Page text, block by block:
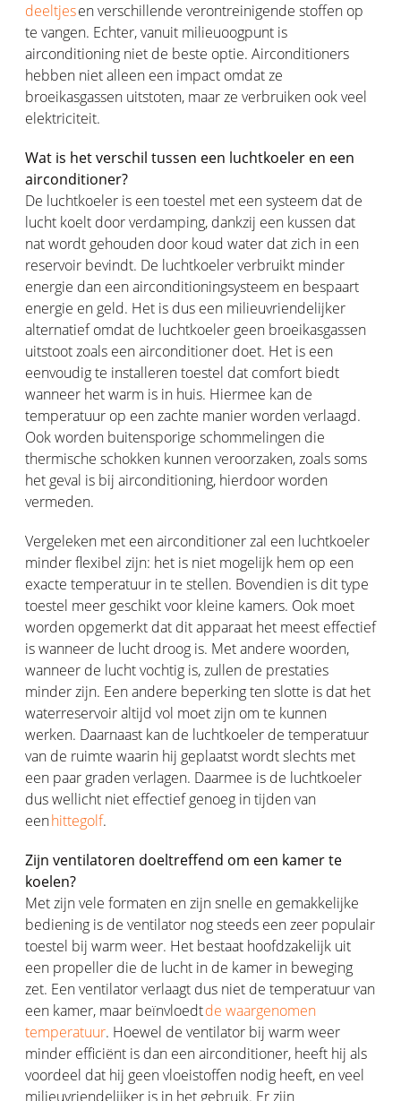
deeltjesen verschillende verontreinigende stoffen op
te vangen. Echter, vanuit milieuoogpunt is
airconditioning niet de beste optie. Airconditioners
hebben niet alleen een impact omdat ze
broeikasgassen uitstoten, maar ze verbruiken ook veel
elektriciteit.
Wat is het verschil tussen een luchtkoeler en een
airconditioner?
De luchtkoeler is een toestel met een systeem dat de
lucht koelt door verdamping, dankzij een kussen dat
nat wordt gehouden door koud water dat zich in een
reservoir bevindt. De luchtkoeler verbruikt minder
energie dan een airconditioningsysteem en bespaart
energie en geld. Het is dus een milieuvriendelijker
alternatief omdat de luchtkoeler geen broeikasgassen
uitstoot zoals een airconditioner doet. Het is een
eenvoudig te installeren toestel dat comfort biedt
wanneer het warm is in huis. Hiermee kan de
temperatuur op een zachte manier worden verlaagd.
Ook worden buitensporige schommelingen die
thermische schokken kunnen veroorzaken, zoals soms
het geval is bij airconditioning, hierdoor worden
vermeden.
Vergeleken met een airconditioner zal een luchtkoeler
minder flexibel zijn: het is niet mogelijk hem op een
exacte temperatuur in te stellen. Bovendien is dit type
toestel meer geschikt voor kleine kamers. Ook moet
worden opgemerkt dat dit apparaat het meest effectief
is wanneer de lucht droog is. Met andere woorden,
wanneer de lucht vochtig is, zullen de prestaties
minder zijn. Een andere beperking ten slotte is dat het
waterreservoir altijd vol moet zijn om te kunnen
werken. Daarnaast kan de luchtkoeler de temperatuur
van de ruimte waarin hij geplaatst wordt slechts met
een paar graden verlagen. Daarmee is de luchtkoeler
dus wellicht niet effectief genoeg in tijden van
eenhittegolf.
Zijn ventilatoren doeltreffend om een kamer te
koelen?
Met zijn vele formaten en zijn snelle en gemakkelijke
bediening is de ventilator nog steeds een zeer populair
toestel bij warm weer. Het bestaat hoofdzakelijk uit
een propeller die de lucht in de kamer in beweging
zet. Een ventilator verlaagt dus niet de temperatuur van
een kamer, maar beïnvloedtde waargenomen
temperatuur. Hoewel de ventilator bij warm weer
minder efficiënt is dan een airconditioner, heeft hij als
voordeel dat hij geen vloeistoffen nodig heeft, en veel
milieuvriendelijker is in het gebruik. Er zijn